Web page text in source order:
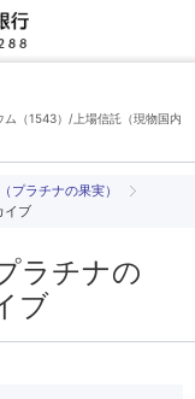
プラチナの果実）
イブ
ラチナの
ブ
（1543）/上場信託（現物国内